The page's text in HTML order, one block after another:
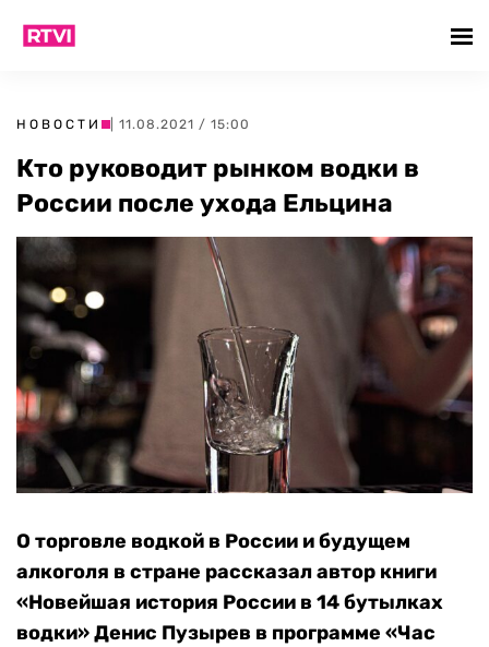
НОВОСТИ | 11.08.2021 / 15:00
Кто руководит рынком водки в
России после ухода Ельцина
О торговле водкой в России и будущем
алкоголя в стране рассказал автор книги
«Новейшая история России в 14 бутылках
водки» Денис Пузырев в программе «Час